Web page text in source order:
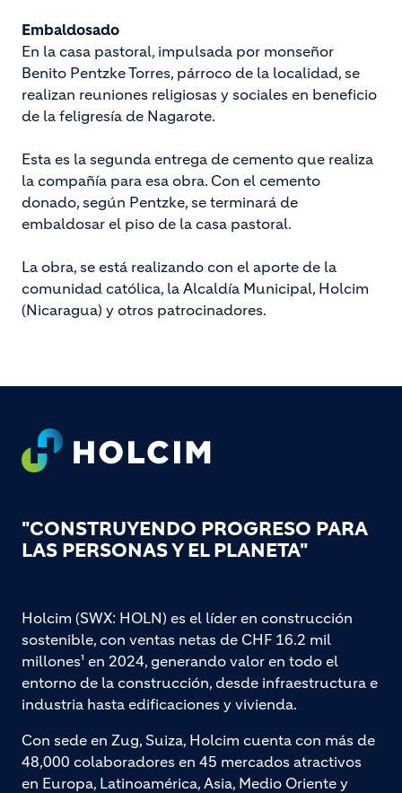
Embaldosado
En la casa pastoral, impulsada por monseñor
Benito Pentzke Torres, párroco de la localidad, se
realizan reuniones religiosas y sociales en beneficio
de la feligresía de Nagarote.
Esta es la segunda entrega de cemento que realiza
la compañía para esa obra. Con el cemento
donado, según Pentzke, se terminará de
embaldosar el piso de la casa pastoral.
La obra, se está realizando con el aporte de la
comunidad católica, la Alcaldía Municipal, Holcim
(Nicaragua) y otros patrocinadores.
Footer
"CONSTRUYENDO PROGRESO PARA
LAS PERSONAS Y EL PLANETA"
Holcim (SWX: HOLN) es el líder en construcción
sostenible, con ventas netas de CHF 16.2 mil
millones¹ en 2024, generando valor en todo el
entorno de la construcción, desde infraestructura e
industria hasta edificaciones y vivienda.
Con sede en Zug, Suiza, Holcim cuenta con más de
48,000 colaboradores en 45 mercados atractivos
en Europa, Latinoamérica, Asia, Medio Oriente y